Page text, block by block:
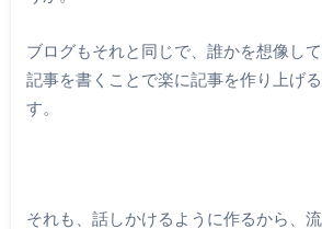
ブログもそれと同じで、誰かを想像し
記事を書くことで楽に記事を作り上げ
す。
それも、話しかけるように作るから、